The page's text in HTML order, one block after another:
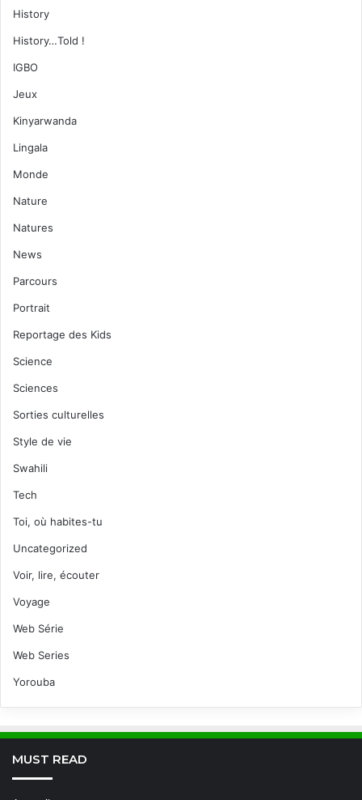
History
History…Told !
IGBO
Jeux
Kinyarwanda
Lingala
Monde
Nature
Natures
News
Parcours
Portrait
Reportage des Kids
Science
Sciences
Sorties culturelles
Style de vie
Swahili
Tech
Toi, où habites-tu
Uncategorized
Voir, lire, écouter
Voyage
Web Série
Web Series
Yorouba
MUST READ